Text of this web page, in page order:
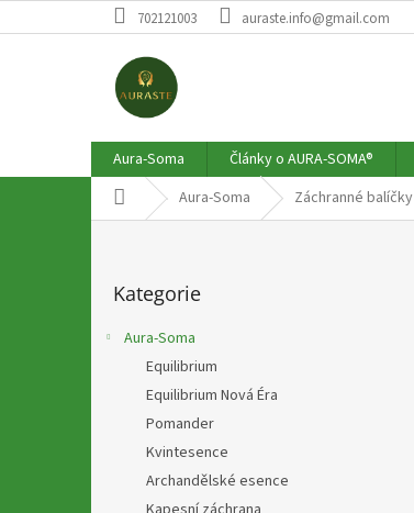
na
702121003 auraste.info@gmail.com
Aura-Soma Články o AURA-SOMA®
Domů Aura-Soma Záchranné balíčky
kategorie
Kategorie
Aura-Soma
Equilibrium
Equilibrium Nová Éra
Pomander
Kvintesence
Archandělské esence